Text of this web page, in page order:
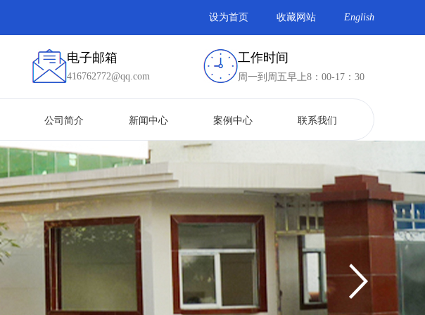
设为首页 收藏网站 English
电子邮箱
416762772@qq.com
工作时间
周一到周五早上8：00-17：30
公司简介 新闻中心 案例中心 联系我们